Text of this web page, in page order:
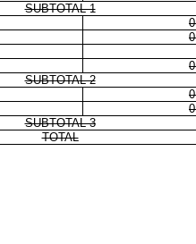
SUBTOTAL 1
SUBTOTAL 2
SUBTOTAL 3
TOTAL